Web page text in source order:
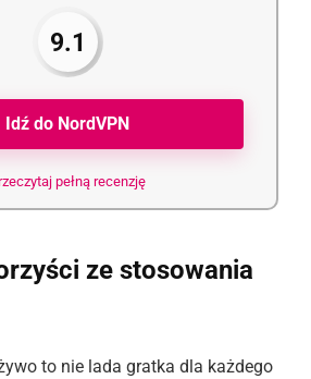
9.1
Idź do NordVPN
pełną recenzję
ze stosowania
to nie lada gratka dla każdego